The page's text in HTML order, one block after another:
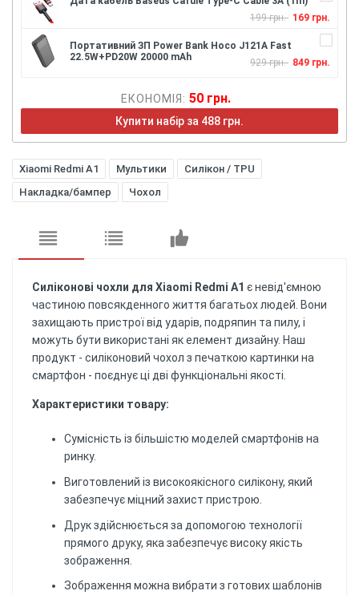
199 грн. 169 грн.
Портативний ЗП Power Bank Hoco J121A Fast
22.5W+PD20W 20000 mAh
929 грн. 849 грн.
ЕКОНОМІЯ: 50 грн.
Купити набір за 488 грн.
Xiaomi Redmi A1 Мультики
Силікон / TPU
Накладка/бампер
Чохол
Силіконові чохли для Xiaomi Redmi A1 є невід'ємною
частиною повсякденного життя багатьох людей. Вони
захищають пристрої від ударів, подряпин та пилу, і
можуть бути використані як елемент дизайну. Наш
продукт - силіконовий чохол з печаткою картинки на
смартфон - поєднує ці дві функціональні якості.
Характеристики товару:
Сумісність із більшістю моделей смартфонів на
ринку.
Виготовлений із високоякісного силікону, який
забезпечує міцний захист пристрою.
Друк здійснюється за допомогою технології
прямого друку, яка забезпечує високу якість
зображення.
Зображення можна вибрати з готових шаблонів